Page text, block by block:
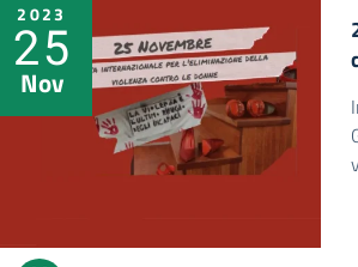
2023
25
Nov